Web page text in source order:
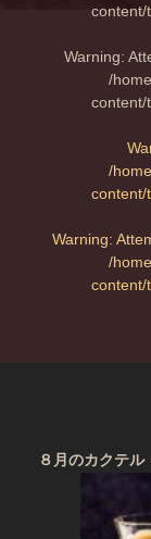
content/
Warning:
/
content/
/
content/
Warning:
/
content/
８月のカクテル